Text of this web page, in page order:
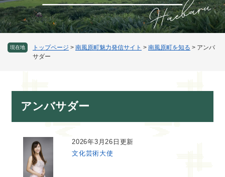
。
現在地 トップページ > 南風原町魅力発信サイト > 南風原町を知る > アンバ
サダー
アンバサダー
2026年3月26日更新
文化芸術大使